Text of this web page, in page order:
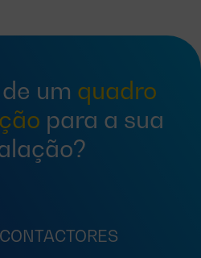
um quadro
para a sua